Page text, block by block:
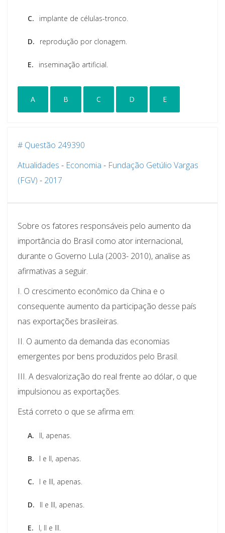
C. implante de células-tronco.
D. reprodução por clonagem.
E. inseminação artificial.
A B C D E
# Questão 249390
Atualidades - Economia - Fundação Getúlio Vargas
(FGV) - 2017
Sobre os fatores responsáveis pelo aumento da
importância do Brasil como ator internacional,
durante o Governo Lula (2003- 2010), analise as
afirmativas a seguir.
I. O crescimento econômico da China e o
consequente aumento da participação desse país
nas exportações brasileiras.
II. O aumento da demanda das economias
emergentes por bens produzidos pelo Brasil.
III. A desvalorização do real frente ao dólar, o que
impulsionou as exportações.
Está correto o que se afirma em:
A. II, apenas.
B. I e II, apenas.
C. I e III, apenas.
D. II e III, apenas.
E. I, II e III.